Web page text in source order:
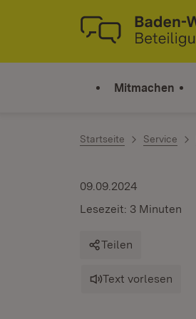
Zum Inhalt springen
Link zur Startseite
Mitmachen
Startseite Service
09.09.2024
Lesezeit: 3 Minuten
Teilen
Text vorlesen